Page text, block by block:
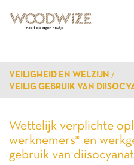
VEILIGHEID EN WELZIJN
VEILIG GEBRUIK VAN
Wettelijk verplichte
werknemers* en
gebruik van